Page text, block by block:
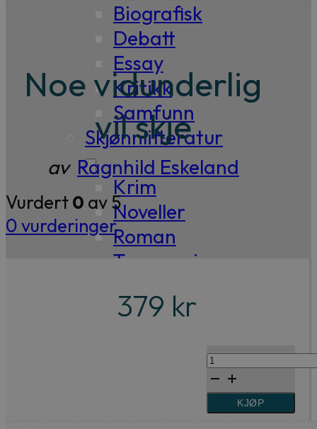
Biografisk
Debatt
Essay
Kritikk
Samfunn
Skjønnlitteratur
Krim
Noveller
Roman
Tegneserier
Outlet
Noe vidunderlig
vil skje
av Ragnhild Eskeland
Vurdert0 av 5
0vurderinger
379 kr
Noe
vidunderlig
KJØP